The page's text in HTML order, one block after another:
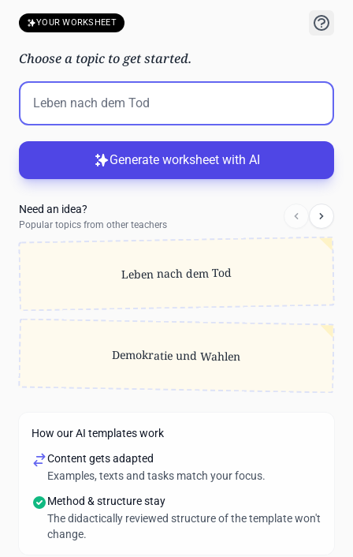
YOUR WORKSHEET
Choose a topic to get started.
Generate worksheet with AI
Need an idea?
Popular topics from other teachers
Leben nach dem Tod
Demokratie und Wahlen
How our AI templates work
Content gets adapted
Examples, texts and tasks match your focus.
Method & structure stay
The didactically reviewed structure of the template won't
change.